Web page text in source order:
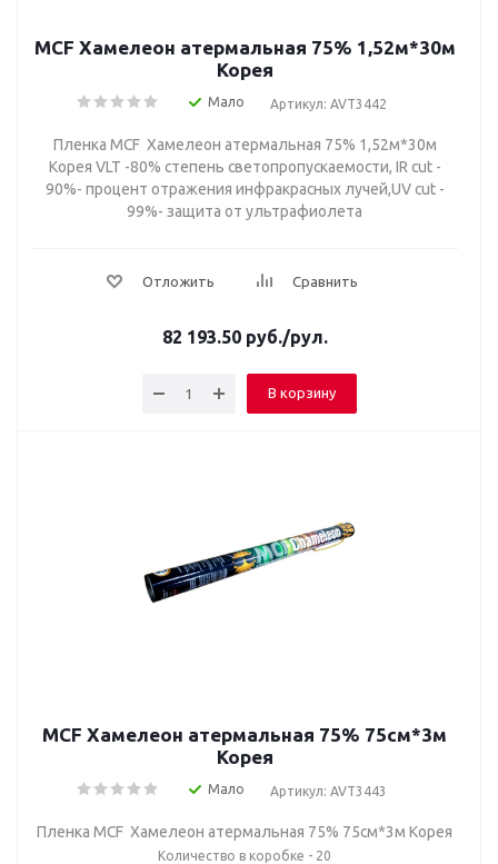
MCF Хамелеон атермальная 75% 1,52м*30м
Корея
Мало Артикул: AVT3442
Пленка MCF Хамелеон атермальная 75% 1,52м*30м
Корея VLT -80% степень светопропускаемости, IR cut -
90%- процент отражения инфракрасных лучей,UV cut -
99%- защита от ультрафиолета
Отложить Сравнить
82 193.50 руб./рул.
В корзину
MCF Хамелеон атермальная 75% 75cм*3м
Корея
Мало Артикул: AVT3443
Пленка MCF Хамелеон атермальная 75% 75см*3м Корея
Количество в коробке - 20